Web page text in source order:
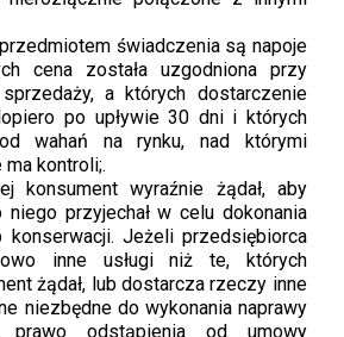
świadczenia są napoje
cena została uzgodniona przy
a których dostarczenie
po upływie 30 dni i których
wahań na rynku, nad którymi
kontroli;.
konsument wyraźnie żądał, aby
przyjechał w celu dokonania
konserwacji. Jeżeli przedsiębiorca
inne usługi niż te, których
żądał, lub dostarcza rzeczy inne
niezbędne do wykonania naprawy
prawo odstąpienia od umowy